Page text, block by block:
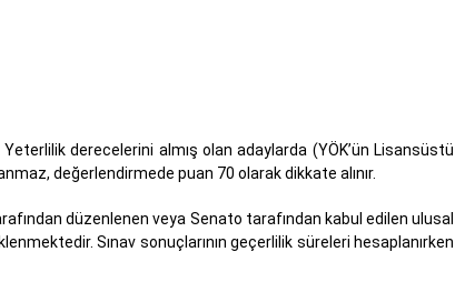
derecelerini almış olan adaylarda (YÖK’ün Lisansüstü
değerlendirmede puan 70 olarak dikkate alınır.
düzenlenen veya Senato tarafından kabul edilen ulusal
Sınav sonuçlarının geçerlilik süreleri hesaplanırken